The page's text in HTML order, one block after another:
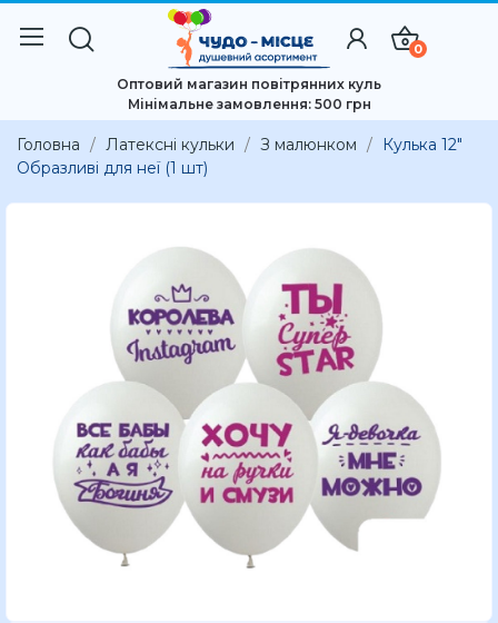
0
Оптовий магазин повітрянних куль
Мінімальне замовлення: 500 грн
Головна Латексні кульки З малюнком
Кулька 12"
Образливі для неї (1 шт)